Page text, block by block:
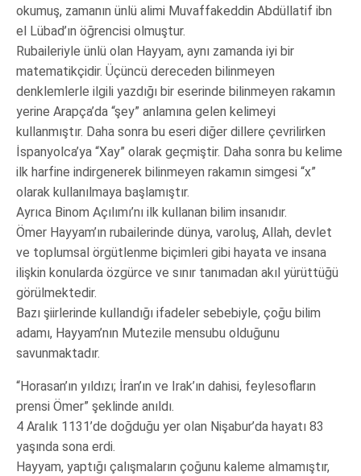
okumuş, zamanın ünlü alimi Muvaffakeddin Abdüllatif ibn
el Lübad’ın öğrencisi olmuştur.
Rubaileriyle ünlü olan Hayyam, aynı zamanda iyi bir
matematikçidir. Üçüncü dereceden bilinmeyen
denklemlerle ilgili yazdığı bir eserinde bilinmeyen rakamın
yerine Arapça’da “şey” anlamına gelen kelimeyi
kullanmıştır. Daha sonra bu eseri diğer dillere çevrilirken
İspanyolca’ya “Xay” olarak geçmiştir. Daha sonra bu kelime
ilk harfine indirgenerek bilinmeyen rakamın simgesi “x”
olarak kullanılmaya başlamıştır.
Ayrıca Binom Açılımı’nı ilk kullanan bilim insanıdır.
Ömer Hayyam’ın rubailerinde dünya, varoluş, Allah, devlet
ve toplumsal örgütlenme biçimleri gibi hayata ve insana
ilişkin konularda özgürce ve sınır tanımadan akıl yürüttüğü
görülmektedir.
Bazı şiirlerinde kullandığı ifadeler sebebiyle, çoğu bilim
adamı, Hayyam’nın Mutezile mensubu olduğunu
savunmaktadır.
“Horasan’ın yıldızı; İran’ın ve Irak’ın dahisi, feylesofların
prensi Ömer” şeklinde anıldı.
4 Aralık 1131’de doğduğu yer olan Nişabur’da hayatı 83
yaşında sona erdi.
Hayyam, yaptığı çalışmaların çoğunu kaleme almamıştır,